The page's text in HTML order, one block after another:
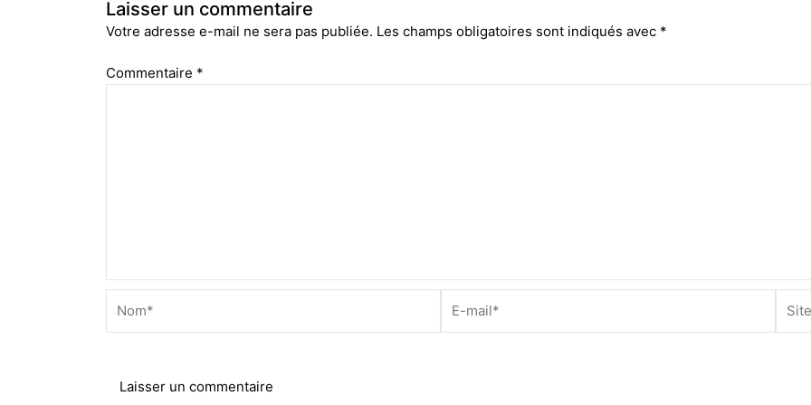
Laisser un commentaire
Votre adresse e-mail ne sera pas publiée. Les champs obligatoires sont indiqués avec *
Commentaire *
mail*